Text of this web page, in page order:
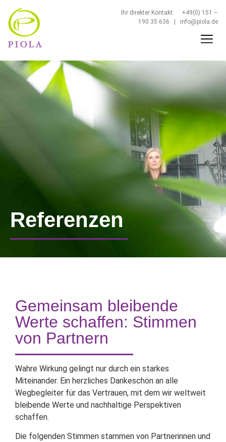
Ihr direkter Kontakt: +49(0) 151 –
190 35 636 | info@piola.de
Referenzen
Gemeinsam bleibende
Werte schaffen: Stimmen
von Partnern
Wahre Wirkung gelingt nur durch ein starkes
Miteinander. Ein herzliches Dankeschön an alle
Wegbegleiter für das Vertrauen, mit dem wir weltweit
bleibende Werte und nachhaltige Perspektiven
schaffen.
Die folgenden Stimmen stammen von Partnerinnen und